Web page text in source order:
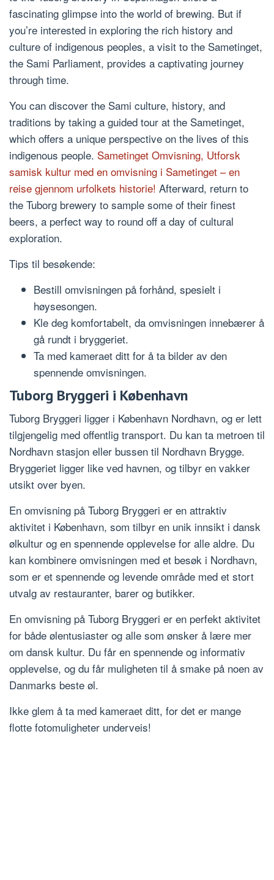
fascinating glimpse into the world of brewing. But if
you’re interested in exploring the rich history and
culture of indigenous peoples, a visit to the Sametinget,
the Sami Parliament, provides a captivating journey
through time.
You can discover the Sami culture, history, and
traditions by taking a guided tour at the Sametinget,
which offers a unique perspective on the lives of this
indigenous people. Sametinget Omvisning, Utforsk
samisk kultur med en omvisning i Sametinget – en
reise gjennom urfolkets historie! Afterward, return to
the Tuborg brewery to sample some of their finest
beers, a perfect way to round off a day of cultural
exploration.
Tips til besøkende:
Bestill omvisningen på forhånd, spesielt i
høysesongen.
Kle deg komfortabelt, da omvisningen innebærer å
gå rundt i bryggeriet.
Ta med kameraet ditt for å ta bilder av den
spennende omvisningen.
Tuborg Bryggeri i København
Tuborg Bryggeri ligger i København Nordhavn, og er lett
tilgjengelig med offentlig transport. Du kan ta metroen til
Nordhavn stasjon eller bussen til Nordhavn Brygge.
Bryggeriet ligger like ved havnen, og tilbyr en vakker
utsikt over byen.
En omvisning på Tuborg Bryggeri er en attraktiv
aktivitet i København, som tilbyr en unik innsikt i dansk
ølkultur og en spennende opplevelse for alle aldre. Du
kan kombinere omvisningen med et besøk i Nordhavn,
som er et spennende og levende område med et stort
utvalg av restauranter, barer og butikker.
En omvisning på Tuborg Bryggeri er en perfekt aktivitet
for både ølentusiaster og alle som ønsker å lære mer
om dansk kultur. Du får en spennende og informativ
opplevelse, og du får muligheten til å smake på noen av
Danmarks beste øl.
Ikke glem å ta med kameraet ditt, for det er mange
flotte fotomuligheter underveis!